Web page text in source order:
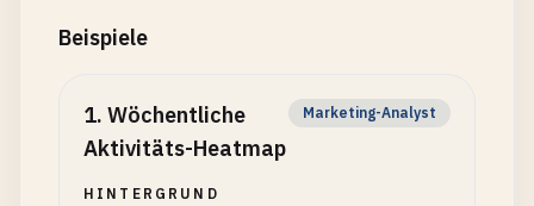
Beispiele
1. Wöchentliche
Aktivitäts-Heatmap
Marketing-Analyst
HINTERGRUND